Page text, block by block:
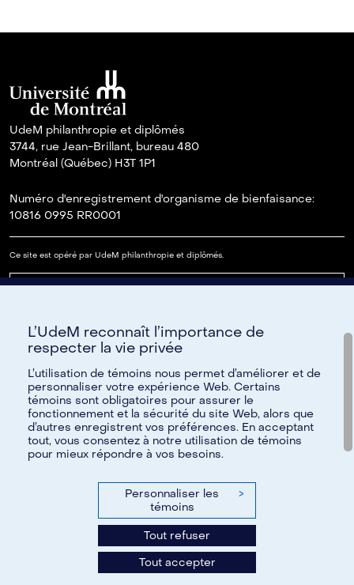
UdeM philanthropie et diplômés
3744, rue Jean-Brillant, bureau 480
Montréal (Québec) H3T 1P1
Numéro d'enregistrement d'organisme de bienfaisance:
10816 0995 RR0001
Ce site est opéré par UdeM philanthropie et diplômés.
Lire notre FAQ
Paramètres des témoins
Besoin d'aide?
Pour toute question, nous vous invitons à communiquer avec
nous par courriel àreseau@umontreal.ca
N'hésitez pas également à consulter notre foire aux
Tous les renseignements fournis à l’Université de Montréal
demeurent confidentiels.
L’UdeM reconnaît l’importance de
respecter la vie privée
L’utilisation de témoins nous permet d’améliorer et de
personnaliser votre expérience Web. Certains
témoins sont obligatoires pour assurer le
fonctionnement et la sécurité du site Web, alors que
d’autres enregistrent vos préférences. En acceptant
tout, vous consentez à notre utilisation de témoins
pour mieux répondre à vos besoins.
Personnaliser les
témoins
>
Tout refuser
Tout accepter